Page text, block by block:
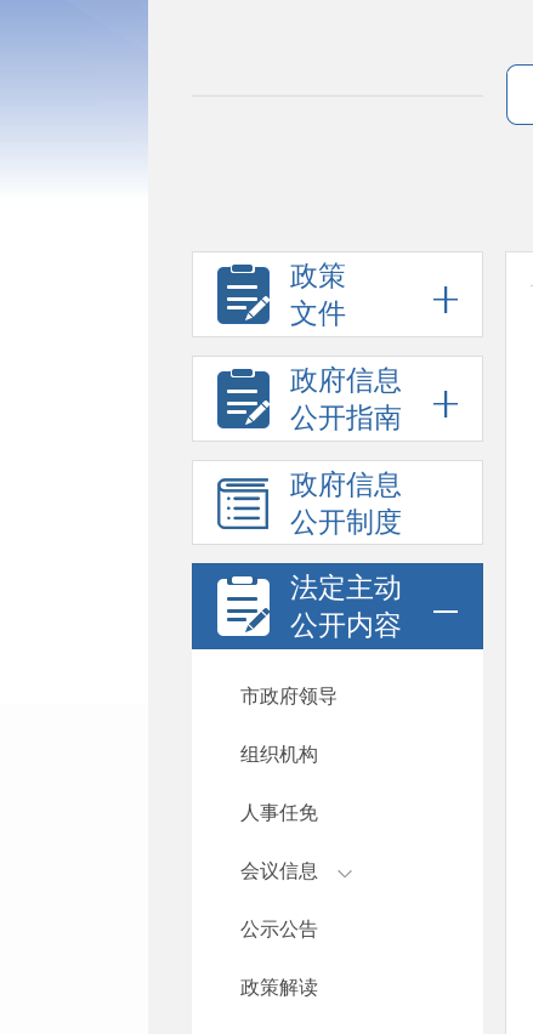
政策
文件
政府信息
公开指南
政府信息
公开制度
法定主动
公开内容
市政府领导
组织机构
人事任免
会议信息
公示公告
政策解读